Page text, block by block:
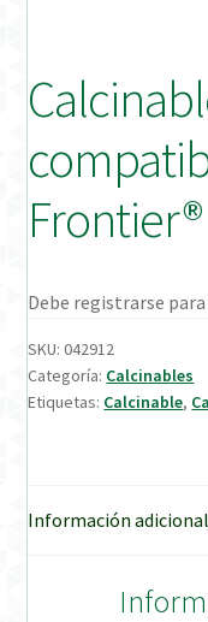
Mi cuenta
On-line Store
Productos Favoritos
Uso previsto
Verification Required
Debe registrarse
SKU:042912
Categoría: Calcinables
Etiquetas: Calcinable,
Información adicional